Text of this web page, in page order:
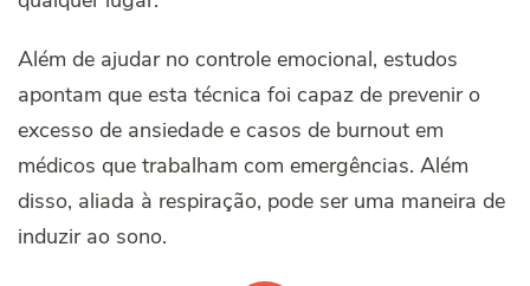
Além de ajudar no controle emocional, estudos
apontam que esta técnica foi capaz de prevenir o
excesso de ansiedade e casos de burnout em
médicos que trabalham com emergências. Além
disso, aliada à respiração, pode ser uma maneira de
induzir ao sono.